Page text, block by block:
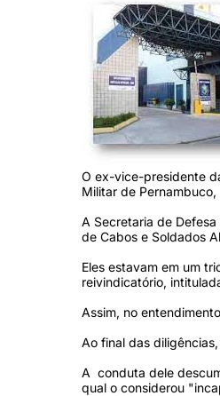
O ex-vice-presidente
Militar de
A Secretaria de
de Cabos e Soldados
Eles estavam em um
reivindicatório,
Assim, no
Ao final das
A conduta dele
qual o considerou